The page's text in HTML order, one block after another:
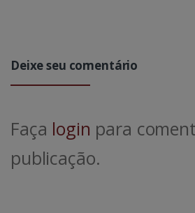
Deixe seu comentário
Faça login para
publicação.